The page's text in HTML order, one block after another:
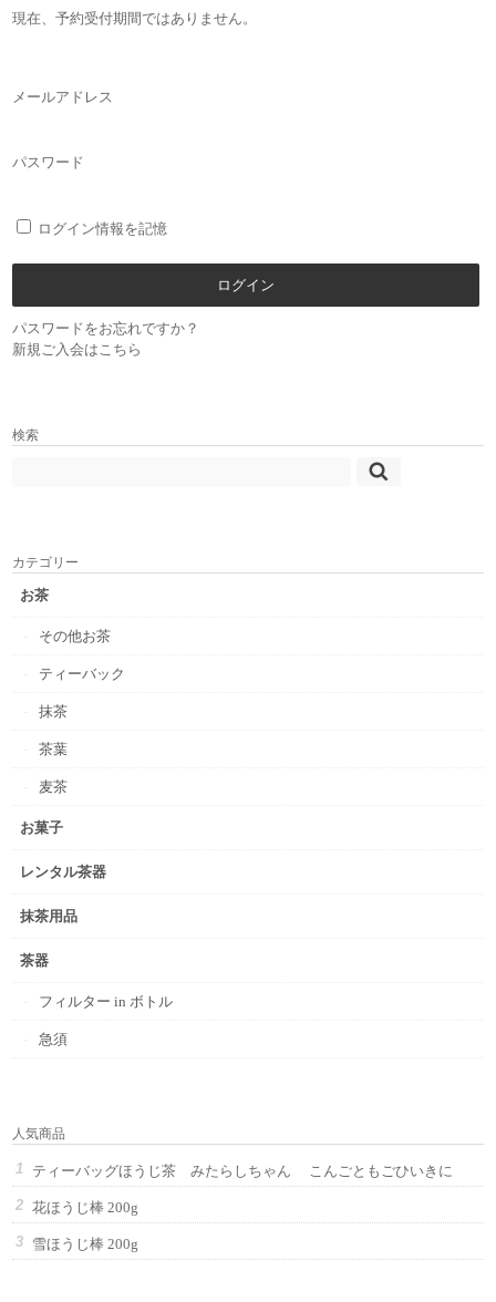
現在、予約受付期間ではありません。
メールアドレス
パスワード
ログイン情報を記憶
パスワードをお忘れですか？
新規ご入会はこちら
検索
カテゴリー
お茶
その他お茶
ティーバック
抹茶
茶葉
麦茶
お菓子
レンタル茶器
抹茶用品
茶器
フィルター in ボトル
急須
人気商品
ティーバッグほうじ茶 みたらしちゃん こんごともごひいきに
花ほうじ棒 200g
雪ほうじ棒 200g